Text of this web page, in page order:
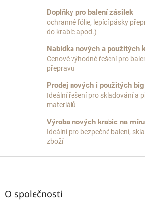
a
c
r
v
v
ý
s
u
v
á
n
Doplňky pro balení zásilek
ochranné fólie, lepící pásky
do krabic apod.)
Nabídka nových a použitých
Cenově výhodné řešení pro
přepravu
Prodej nových i použitých
Ideální řešení pro skladování a
materiálů
Výroba nových krabic na míru
Ideální pro bezpečné balení,
zboží
Z
O společnosti